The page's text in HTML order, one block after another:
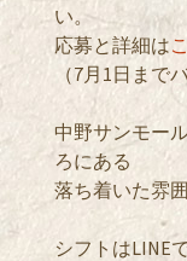
い。
応募と詳細は
（7月1日まで
中野サンモー
ろにある
落ち着いた雰
シフトはLINE